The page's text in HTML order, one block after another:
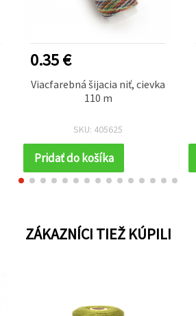
0.35 €
Viacfarebná šijacia niť, cievka
110 m
SKU: 405625
Pridať do košíka
ZÁKAZNÍCI TIEŽ KÚPILI